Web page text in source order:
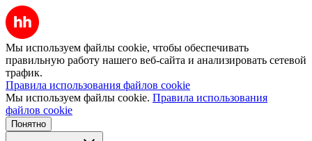
Мы используем файлы cookie, чтобы обеспечивать
правильную работу нашего веб-сайта и анализировать сетевой
трафик.
Правила использования файлов cookie
Мы используем файлы cookie. Правила использования
файлов cookie
Понятно